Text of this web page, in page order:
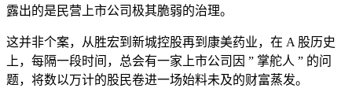
露出的是民营上市公司极其脆弱的治理。
这并非个案，从胜宏到新城控股再到康美药业，在 A 股历史
上，每隔一段时间，总会有一家上市公司因 ” 掌舵人 ” 的问
题，将数以万计的股民卷进一场始料未及的财富蒸发。